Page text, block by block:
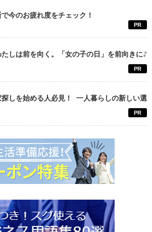
今のお疲れ度をチェック！
PR
しは前を向く。「女の子の日」を前向きに♪
PR
探しを始める人必見！ 一人暮らしの新しい選
PR